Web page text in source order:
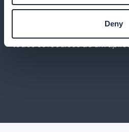
Deny
Experiência ideal para
Ofereça um aplicativo de alto